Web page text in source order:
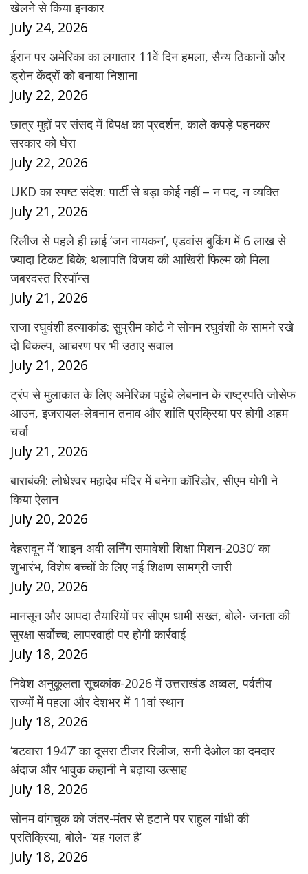
खेलने से किया इनकार
July 24, 2026
ईरान पर अमेरिका का लगातार 11वें दिन हमला, सैन्य ठिकानों और
ड्रोन केंद्रों को बनाया निशाना
July 22, 2026
छात्र मुद्दों पर संसद में विपक्ष का प्रदर्शन, काले कपड़े पहनकर
सरकार को घेरा
July 22, 2026
UKD का स्पष्ट संदेश: पार्टी से बड़ा कोई नहीं – न पद, न व्यक्ति
July 21, 2026
रिलीज से पहले ही छाई ‘जन नायकन’, एडवांस बुकिंग में 6 लाख से
ज्यादा टिकट बिके; थलापति विजय की आखिरी फिल्म को मिला
जबरदस्त रिस्पॉन्स
July 21, 2026
राजा रघुवंशी हत्याकांड: सुप्रीम कोर्ट ने सोनम रघुवंशी के सामने रखे
दो विकल्प, आचरण पर भी उठाए सवाल
July 21, 2026
ट्रंप से मुलाकात के लिए अमेरिका पहुंचे लेबनान के राष्ट्रपति जोसेफ
आउन, इजरायल-लेबनान तनाव और शांति प्रक्रिया पर होगी अहम
चर्चा
July 21, 2026
बाराबंकी: लोधेश्वर महादेव मंदिर में बनेगा कॉरिडोर, सीएम योगी ने
किया ऐलान
July 20, 2026
देहरादून में ‘शाइन अवी लर्निंग समावेशी शिक्षा मिशन-2030’ का
शुभारंभ, विशेष बच्चों के लिए नई शिक्षण सामग्री जारी
July 20, 2026
मानसून और आपदा तैयारियों पर सीएम धामी सख्त, बोले- जनता की
सुरक्षा सर्वोच्च; लापरवाही पर होगी कार्रवाई
July 18, 2026
निवेश अनुकूलता सूचकांक-2026 में उत्तराखंड अव्वल, पर्वतीय
राज्यों में पहला और देशभर में 11वां स्थान
July 18, 2026
‘बटवारा 1947’ का दूसरा टीजर रिलीज, सनी देओल का दमदार
अंदाज और भावुक कहानी ने बढ़ाया उत्साह
July 18, 2026
सोनम वांगचुक को जंतर-मंतर से हटाने पर राहुल गांधी की
प्रतिक्रिया, बोले- ‘यह गलत है’
July 18, 2026